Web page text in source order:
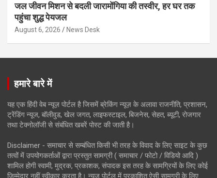
जल जीवन मिशन से बदली जारामोंगिया की तस्वीर, हर घर तक
पहुंचा शुद्ध पेयजल
August 6, 2026 News Desk
हमारे बारे में
यह एक हिंदी वेब न्यूज़ पोर्टल है जिसमें ब्रेकिंग न्यूज़ के अलावा राजनीति, प्रशासन,
ट्रेंडिंग न्यूज, बॉलीवुड, खेल जगत, लाइफस्टाइल, बिजनेस, सेहत, ब्यूटी, रोजगार
तथा टेक्नोलॉजी से संबंधित खबरें पोस्ट की जाती है।
Disclaimer - समाचार से सम्बंधित किसी भी तरह के विवाद के लिए साइट के कुछ
तत्वों में उपयोगकर्ताओं द्वारा प्रस्तुत सामग्री ( समाचार / फोटो / विडियो आदि )
शामिल होगी स्वामी, मुद्रक, प्रकाशक, संपादक इस तरह के सामग्रियों के लिए कोई
ज़िम्मेदार नहीं स्वीकार करता है। न्यूज़ पोर्टल में प्रकाशित ऐसी सामग्री के लिए